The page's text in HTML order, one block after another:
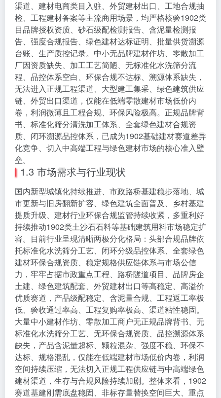
渠道、建材电商类目入驻、外贸建材出口、工地合规抽
检、工程建材备案等主流商用场景，均严格核验1902类
目品牌授权资质、砂石级配检测报告、含泥量检测报
告、强度合规报告、绿色建材达标证明、批量供货溯源
台账、生产质控记录。中小无品牌建材作坊、零散加工
厂因资质缺失、加工工艺简陋、无标准化水洗筛分流
程、品控体系空白、环保合规不达标、溯源体系缺失，
无法进入正规工程渠道、大型建工集采、绿色建筑供应
链、外贸出口渠道，仅能在低端零散建材市场低价内
卷，利润微薄且工程合规、环保风险极高。正规品牌背
书、标准化筛分清洗加工体系、全套绿色建材合规资
质、闭环溯源品控体系，已成为1902基础建材赛道差异
化竞争、切入中高端工程与绿色建材市场的核心准入壁
垒。
1.3 市场需求与行业现状
国内新型城镇化持续推进、市政路桥基建稳步落地、城
市更新与旧房翻新扩容、绿色建筑全面普及、乡村基建
提质升级、建材行业环保合规监管持续收紧，多重利好
持续推动1902类土沙石石料等基础建筑用料市场稳定扩
容。目前行业呈现清晰两极分化格局：头部合规品牌依
托标准化水洗筛分工艺、闭环分级品控体系、全套绿色
建材环保合规资质、稳定规格供应链体系与市场公信
力，牢牢占据市政重点工程、路桥隧道项目、品牌房企
土建、绿色建筑配套、外贸建材出口等高稳定、高溢价
优质赛道，产品级配稳定、含泥量合规、工程返工率极
低、验收通过率高、工程复购率极高、渠道粘性稳固。
大量中小建材作坊、零散加工商户无正规品牌背书、无
标准化水洗筛分工艺、无环保合规资质、品控溯源体系
缺失，产品含泥量超标、颗粒混杂、强度不稳、环保不
达标、规格混乱，仅能在低端建材市场低价内卷，利润
空间持续压缩，无法切入正规工程供应链与中高端绿色
建材渠道，生存与合规风险持续加剧。整体来看，1902
赛道基建刚需底盘稳固、非标存量替换空间巨大、重点